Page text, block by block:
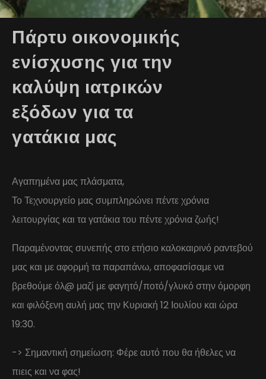
Πάρτυ οικονομικής
ενίσχυσης για την
καλύψη ιατρικών
εξόδων για τα
γατάκια μας
Αγαπημένα μας πλάσματα,
Το Τεχνουργείο μας συμπληρώνει πέντε χρόνια
λειτουργίας και τα γατάκια του πέντε χρόνια ζωής!
Παραμένοντας συνεπής στο ετήσιο καλοκαιρινό ραντεβού
μας και με αφορμή τα παραπάνω, αποφασίσαμε να
βρεθούμε όλ@ μαζί με φαγητό/ποτό/γλυκό στην όμορφη
και φιλόξενη αυλή μας την Κυριακή 12 Ιουλίου και ώρα
19:30.
-> Σημαντική σημείωση: Φέρε αυτό που θα ήθελες να
πιεις και να φας!